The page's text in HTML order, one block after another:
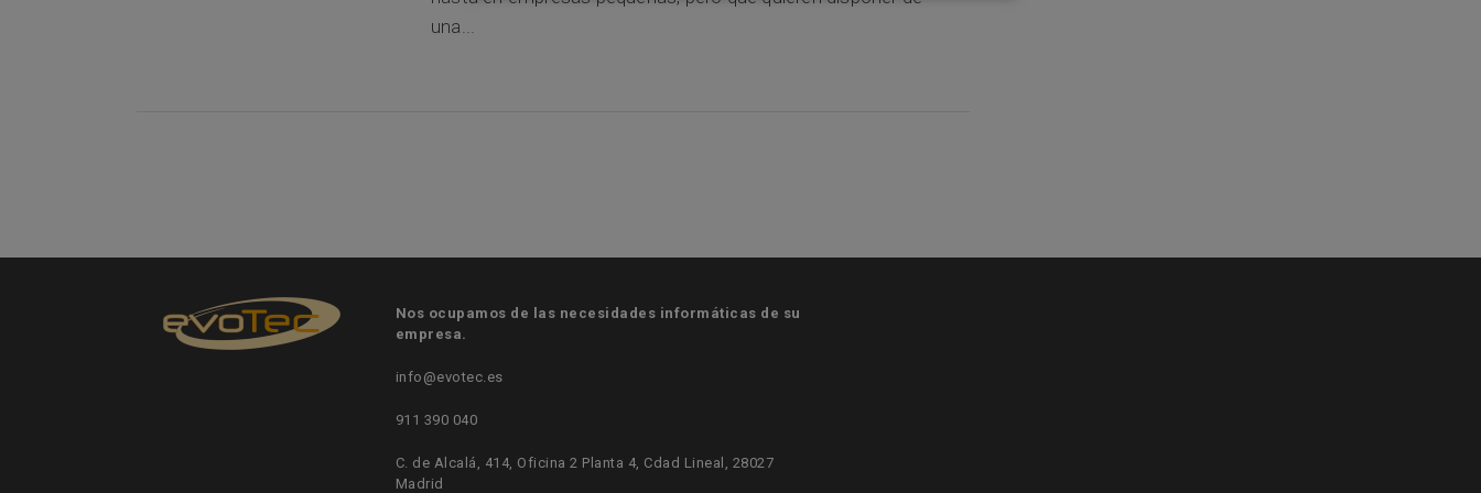
una...
Nos ocupamos de las necesidades informáticas de su
empresa.
info@evotec.es
911 390 040
C. de Alcalá, 414, Oficina 2 Planta 4, Cdad Lineal, 28027
Madrid